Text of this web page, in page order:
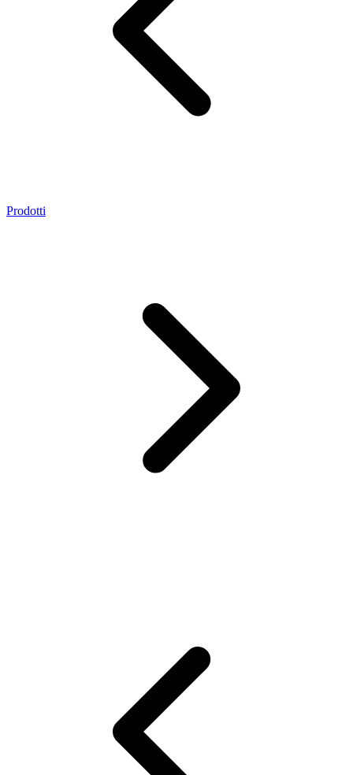
Prodotti